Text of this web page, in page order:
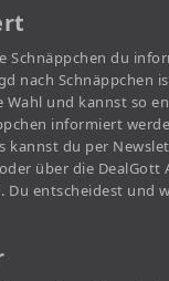
Schnäppchen du
nach Schnäppchen
Wahl und kannst so
informiert
kannst du per
über die DealGott
Du entscheidest und